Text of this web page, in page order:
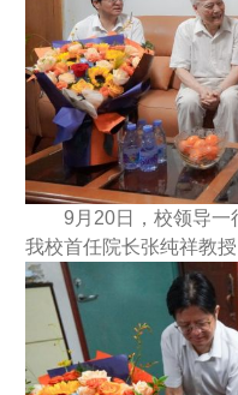
9月20日，校领导一
我校首任院长张纯祥教授